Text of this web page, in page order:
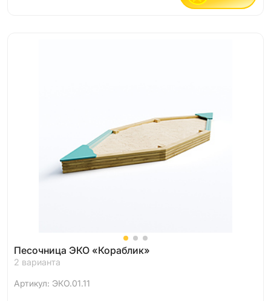
Песочница ЭКО «Кораблик»
2 варианта
Артикул: ЭКО.01.11